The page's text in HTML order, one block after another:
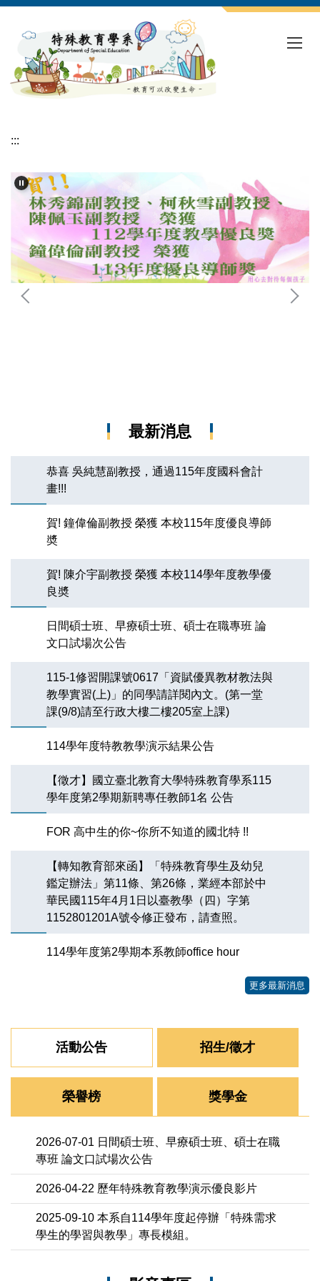
內
:::
最新消息
恭喜 吳純慧副教授，通過115年度國科會計
畫!!!
賀! 鐘偉倫副教授 榮獲 本校115年度優良導師
奬
賀! 陳介宇副教授 榮獲 本校114學年度教學優
良奬
日間碩士班、早療碩士班、碩士在職專班 論
文口試場次公告
115-1修習開課號0617「資賦優異教材教法與
教學實習(上)」的同學請詳閱內文。(第一堂
課(9/8)請至行政大樓二樓205室上課)
114學年度特教教學演示結果公告
【徵才】國立臺北教育大學特殊教育學系115
學年度第2學期新聘專任教師1名 公告
FOR 高中生的你~你所不知道的國北特 !!
【轉知教育部來函】「特殊教育學生及幼兒
鑑定辦法」第11條、第26條，業經本部於中
華民國115年4月1日以臺教學（四）字第
1152801201A號令修正發布，請查照。
114學年度第2學期本系教師office hour
更多最新消息
活動公告 招生/徵才
榮譽榜 獎學金
2026-07-01 日間碩士班、早療碩士班、碩士在職
專班 論文口試場次公告
2026-04-22 歷年特殊教育教學演示優良影片
2025-09-10 本系自114學年度起停辦「特殊需求
學生的學習與教學」專長模組。